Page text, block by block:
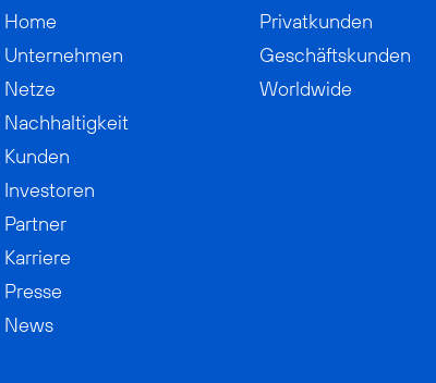
Home
Unternehmen
Netze
Nachhaltigkeit
Kunden
Investoren
Partner
Karriere
Presse
News
Privatkunden
Geschäftskunden
Worldwide